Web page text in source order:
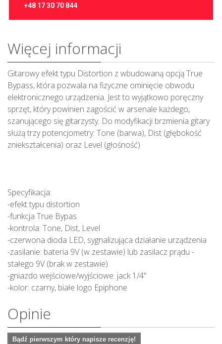
+48 17 30 70 844
Więcej informacji
Gitarowy efekt typu Distortion z wbudowaną opcją True
Bypass, która pozwala na fizyczne ominięcie obwodu
elektronicznego urządzenia. Jest to wyjątkowo poręczny
sprzęt, który powinien zagościć w arsenale każdego,
szanującego się gitarzysty. Do modyfikacji brzmienia gitary
służą trzy potencjometry: Tone (barwa), Dist (głębokość
zniekształcenia) oraz Level (głośność)
Specyfikacja:
-efekt typu distortion
-funkcja True Bypas
-kontrola: Tone, Dist, Level
-czerwona dioda LED, sygnalizująca działanie urządzenia
-zasilanie: bateria 9V (w zestawie) lub zasilacz prądu -
stałego 9V (brak w zestawie)
-gniazdo wejściowe/wyjściowe: jack 1/4"
-kolor: czarny, białe logo Epiphone
Opinie
Bądź pierwszym który napisze recenzję!